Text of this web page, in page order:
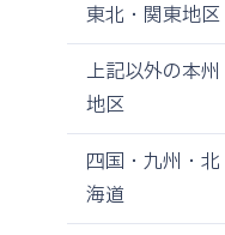
東北・関東地区
上記以外の本州
地区
四国・九州・北
海道